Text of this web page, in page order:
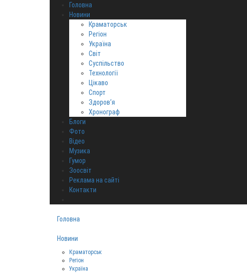
Головна
Новини
Краматорськ
Регіон
Україна
Світ
Суспільство
Технології
Цікаво
Спорт
Здоров‘я
Хронограф
Блоги
Фото
Відео
Музика
Гумор
Зоосвіт
Реклама на сайті
Контакти
Головна
Новини
Краматорськ
Регіон
Україна